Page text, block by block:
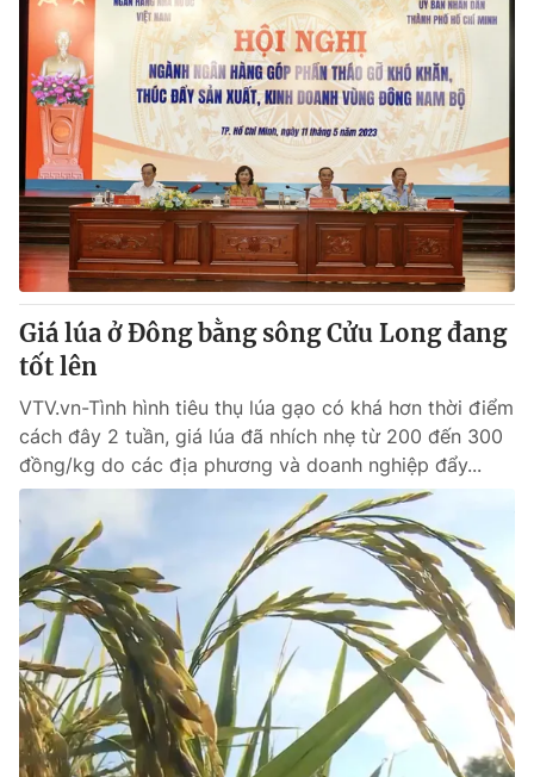
Theo dõi báo trên
Cơ quan chủ quản:
Đài Truyền hình Việt Nam
Cơ quan báo chí:Thời báo VTV
Giấy phép hoạt động báo in và báo điện tử số 483/GP-BTTTT
cấp ngày 29/12/2023
Tổng Biên tập:Vũ Thanh Thủy
Phó Tổng Biên tập:Nguyễn Thị Mỹ Hạnh, Phạm Quốc Thắng,
Nguyễn Trọng Ninh
Tổng đài VTV:024.38 355 931 - 024.38 355 932
Ðiện thoại Thời báo VTV:
toasoan@vtv.vn
Liên hệ quảng cáo:
024-7300.7108
® Cấm sao chép dưới mọi hình thức nếu không có sự chấp
Giá lúa ở Đông bằng sông Cửu Long đang
tốt lên
VTV.vn-Tình hình tiêu thụ lúa gạo có khá hơn thời điểm
cách đây 2 tuần, giá lúa đã nhích nhẹ từ 200 đến 300
đồng/kg do các địa phương và doanh nghiệp đẩy...